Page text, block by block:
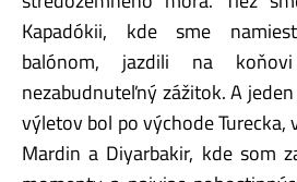
Kapadókii, kde sme
balónom, jazdili na
nezabudnuteľný zážitok. A
výletov bol po východe Turecka,
Mardin a Diyarbakir, kde som